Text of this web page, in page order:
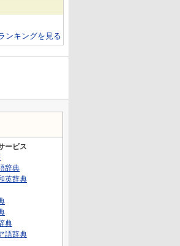
ンキングを見る
ービス
辞典
英辞典
典
語辞典